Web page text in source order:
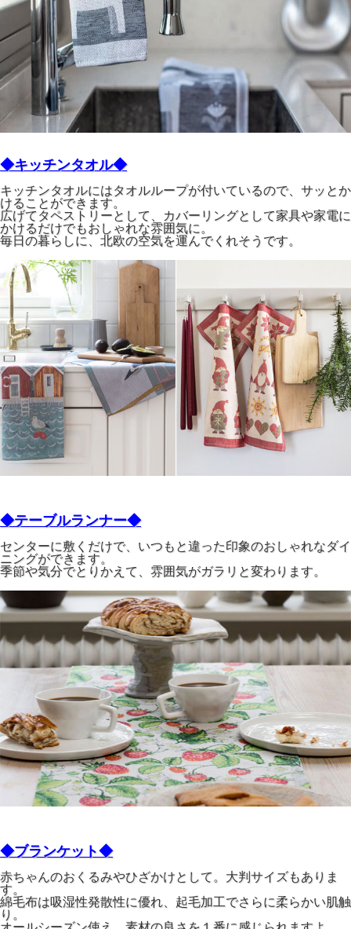
◆キッチンタオル◆
キッチンタオルにはタオルループが付いているので、サッとか
けることができます。
広げてタペストリーとして、カバーリングとして家具や家電に
かけるだけでもおしゃれな雰囲気に。
毎日の暮らしに、北欧の空気を運んでくれそうです。
◆テーブルランナー◆
センターに敷くだけで、いつもと違った印象のおしゃれなダイ
ニングができます。
季節や気分でとりかえて、雰囲気がガラリと変わります。
◆ブランケット◆
赤ちゃんのおくるみやひざかけとして。大判サイズもありま
す。
綿毛布は吸湿性発散性に優れ、起毛加工でさらに柔らかい肌触
り。